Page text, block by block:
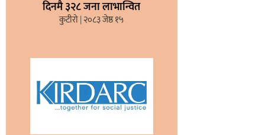
दिनमै ३२८ जना लाभान्वित
कुटीरो २०८३ जेष्ठ १५